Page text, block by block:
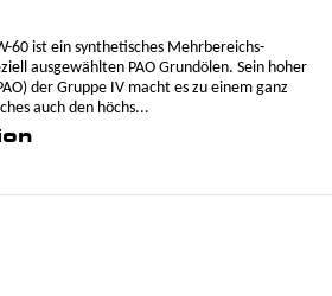
60 ist ein synthetisches Mehrbereichs-
ausgewählten PAO Grundölen. Sein hoher
der Gruppe IV macht es zu einem ganz
auch den höchs...